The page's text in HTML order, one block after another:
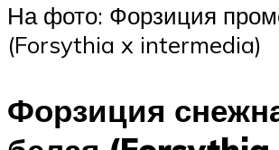
На фото: Форзиция
(Forsythia x intermedia)
Форзиция